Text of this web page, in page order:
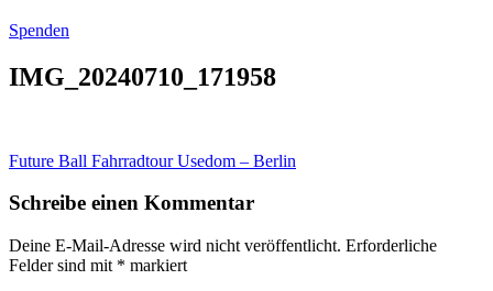
Spenden
IMG_20240710_171958
Beitragsnavigation
Future Ball Fahrradtour Usedom – Berlin
Schreibe einen Kommentar
Deine E-Mail-Adresse wird nicht veröffentlicht. Erforderliche
Felder sind mit * markiert